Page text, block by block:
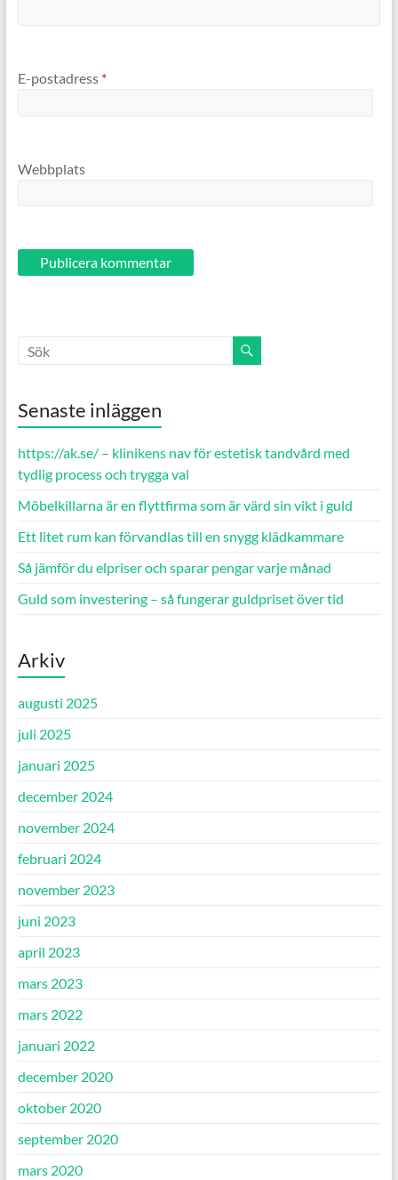
E-postadress *
Webbplats
Senaste inläggen
https://ak.se/ – klinikens nav för estetisk tandvård med
tydlig process och trygga val
Möbelkillarna är en flyttfirma som är värd sin vikt i guld
Ett litet rum kan förvandlas till en snygg klädkammare
Så jämför du elpriser och sparar pengar varje månad
Guld som investering – så fungerar guldpriset över tid
Arkiv
augusti 2025
juli 2025
januari 2025
december 2024
november 2024
februari 2024
november 2023
juni 2023
april 2023
mars 2023
mars 2022
januari 2022
december 2020
oktober 2020
september 2020
mars 2020